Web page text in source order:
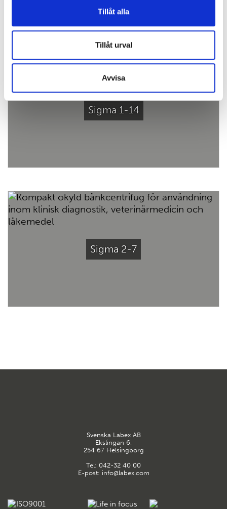
Tillåt alla
Tillåt urval
Avvisa
Sigma 1-14
Sigma 2-7
Svenska Labex AB
Ekslingan 6,
254 67 Helsingborg
Tel: 042-32 40 00
E-post: info@labex.com